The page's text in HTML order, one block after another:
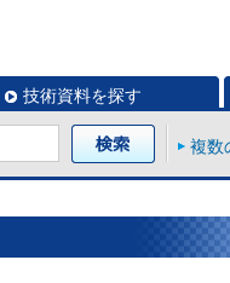
技術資料を探す
複数